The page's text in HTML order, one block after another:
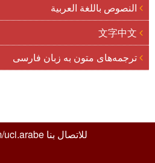
النصوص باللغة العربية
ترجمه‌های متون به زبان فارسی
للاتصال بنا https://www.facebook.com/uci.arabe